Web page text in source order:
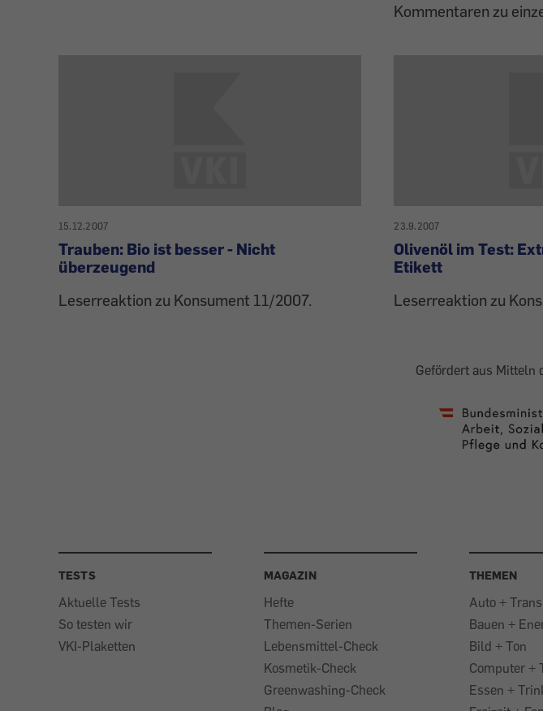
Kommentaren zu
15.12.2007
Trauben: Bio ist besser - Nicht
überzeugend
Leserreaktion zu Konsument 11/2007.
23.9.2007
Olivenöl im Test:
Etikett
Leserreaktion zu
Gefördert aus Mitteln
TESTS
Aktuelle Tests
So testen wir
VKI-Plaketten
MAGAZIN
Hefte
Themen-Serien
Lebensmittel-Check
Kosmetik-Check
Greenwashing-Check
THEMEN
Auto +
Bauen +
Bild + Ton
Computer +
Essen +